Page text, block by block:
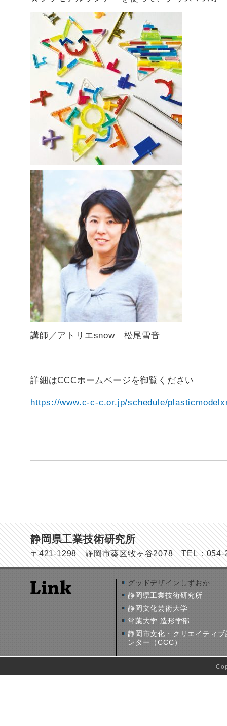
講師／アトリエsnow 松尾雪音
詳細はCCCホームページを御覧ください
https://www.c-c-c.or.jp/schedule/
静岡県工業技術研究所
〒421-1298 静岡市葵区牧ヶ谷2078 TEL：
グッドデザインしずおか
静岡県工業技術研究所
静岡文化芸術大学
常葉大学 造形学部
静岡市文化・クリエイティ
ンター（CCC）